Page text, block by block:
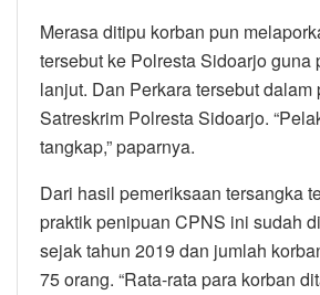
Merasa ditipu korban pun
tersebut ke Polresta Sidoarjo guna
lanjut. Dan Perkara tersebut dalam
Satreskrim Polresta Sidoarjo.
tangkap,” paparnya.
Dari hasil pemeriksaan tersangka
praktik penipuan CPNS ini sudah
sejak tahun 2019 dan jumlah
75 orang. “Rata-rata para korban